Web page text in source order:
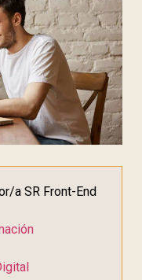
a SR Front-End